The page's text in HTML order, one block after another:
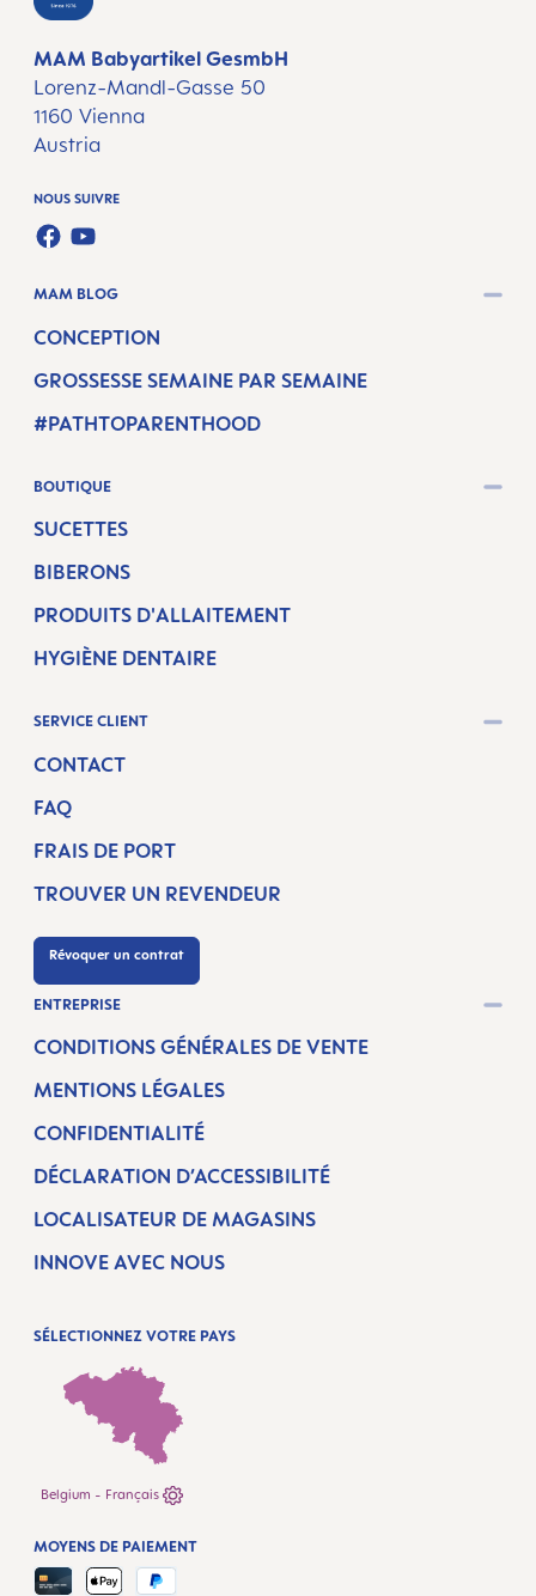
MAM Babyartikel GesmbH
Lorenz-Mandl-Gasse 50
1160 Vienna
Austria
NOUS SUIVRE
FACEBOOK
YOUTUBE
MAM BLOG
CONCEPTION
GROSSESSE SEMAINE PAR SEMAINE
#PATHTOPARENTHOOD
BOUTIQUE
SUCETTES
BIBERONS
PRODUITS D'ALLAITEMENT
HYGIÈNE DENTAIRE
SERVICE CLIENT
CONTACT
FAQ
FRAIS DE PORT
TROUVER UN REVENDEUR
Révoquer un contrat
ENTREPRISE
CONDITIONS GÉNÉRALES DE VENTE
MENTIONS LÉGALES
CONFIDENTIALITÉ
DÉCLARATION D’ACCESSIBILITÉ
LOCALISATEUR DE MAGASINS
INNOVE AVEC NOUS
SÉLECTIONNEZ VOTRE PAYS
Belgium - Français
MOYENS DE PAIEMENT